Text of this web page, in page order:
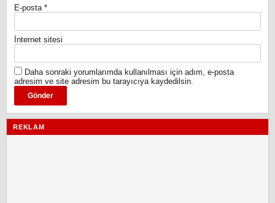
E-posta *
İnternet sitesi
Daha sonraki yorumlarımda kullanılması için adım, e-posta
adresim ve site adresim bu tarayıcıya kaydedilsin.
REKLAM